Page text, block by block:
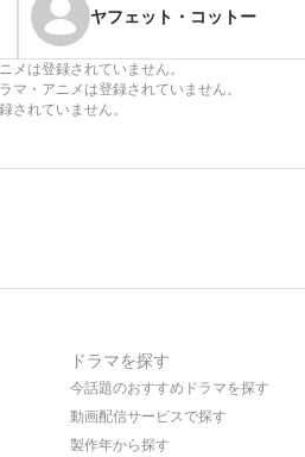
ヤフェット・コットー
メは登録されていません。
マ・アニメは登録されていません。
されていません。
ドラマを探す
今話題のおすすめドラマを探す
動画配信サービスで探す
製作年から探す